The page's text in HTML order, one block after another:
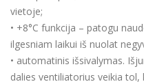
vietoje;
• +8°C funkcija – patogu
ilgesniam laikui iš nuolat
• automatinis išsivalymas.
dalies ventiliatorius veikia